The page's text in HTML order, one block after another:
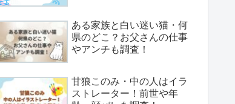
ある家族と白い迷い猫・何
県のどこ？お父さんの仕事
やアンチも調査！
甘狼このみ・中の人はイラ
ストレーター！前世や年